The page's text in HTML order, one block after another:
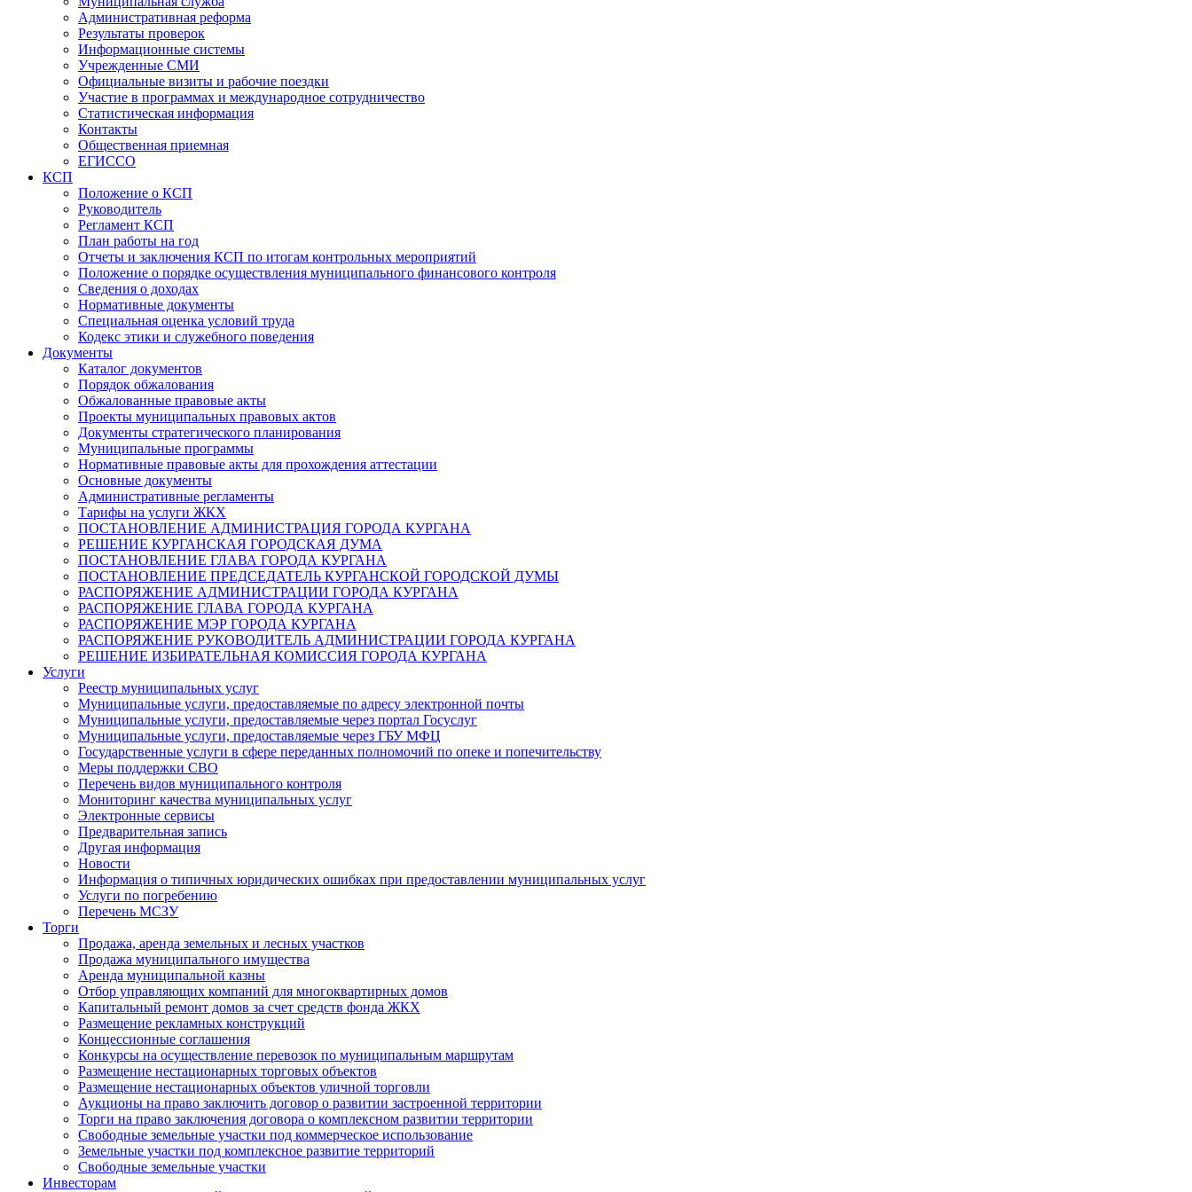
Административная реформа
Результаты проверок
Информационные системы
Учрежденные СМИ
Официальные визиты и рабочие поездки
Участие в программах и международное сотрудничество
Статистическая информация
Контакты
Общественная приемная
ЕГИССО
КСП
Положение о КСП
Руководитель
Регламент КСП
План работы на год
Отчеты и заключения КСП по итогам контрольных мероприятий
Положение о порядке осуществления муниципального финансового контроля
Сведения о доходах
Нормативные документы
Специальная оценка условий труда
Кодекс этики и служебного поведения
Документы
Каталог документов
Порядок обжалования
Обжалованные правовые акты
Проекты муниципальных правовых актов
Документы стратегического планирования
Муниципальные программы
Нормативные правовые акты для прохождения аттестации
Основные документы
Административные регламенты
Тарифы на услуги ЖКХ
ПОСТАНОВЛЕНИЕ АДМИНИСТРАЦИЯ ГОРОДА КУРГАНА
РЕШЕНИЕ КУРГАНСКАЯ ГОРОДСКАЯ ДУМА
ПОСТАНОВЛЕНИЕ ГЛАВА ГОРОДА КУРГАНА
ПОСТАНОВЛЕНИЕ ПРЕДСЕДАТЕЛЬ КУРГАНСКОЙ ГОРОДСКОЙ ДУМЫ
РАСПОРЯЖЕНИЕ АДМИНИСТРАЦИИ ГОРОДА КУРГАНА
РАСПОРЯЖЕНИЕ ГЛАВА ГОРОДА КУРГАНА
РАСПОРЯЖЕНИЕ МЭР ГОРОДА КУРГАНА
РАСПОРЯЖЕНИЕ РУКОВОДИТЕЛЬ АДМИНИСТРАЦИИ ГОРОДА КУРГАНА
РЕШЕНИЕ ИЗБИРАТЕЛЬНАЯ КОМИССИЯ ГОРОДА КУРГАНА
Услуги
Реестр муниципальных услуг
Муниципальные услуги, предоставляемые по адресу электронной почты
Муниципальные услуги, предоставляемые через портал Госуслуг
Муниципальные услуги, предоставляемые через ГБУ МФЦ
Государственные услуги в сфере переданных полномочий по опеке и попечительству
Меры поддержки СВО
Перечень видов муниципального контроля
Мониторинг качества муниципальных услуг
Электронные сервисы
Предварительная запись
Другая информация
Новости
Информация о типичных юридических ошибках при предоставлении муниципальных услуг
Услуги по погребению
Перечень МСЗУ
Торги
Продажа, аренда земельных и лесных участков
Продажа муниципального имущества
Аренда муниципальной казны
Отбор управляющих компаний для многоквартирных домов
Капитальный ремонт домов за счет средств фонда ЖКХ
Размещение рекламных конструкций
Концессионные соглашения
Конкурсы на осуществление перевозок по муниципальным маршрутам
Размещение нестационарных торговых объектов
Размещение нестационарных объектов уличной торговли
Аукционы на право заключить договор о развитии застроенной территории
Торги на право заключения договора о комплексном развитии территории
Свободные земельные участки под коммерческое использование
Земельные участки под комплексное развитие территорий
Свободные земельные участки
Инвесторам